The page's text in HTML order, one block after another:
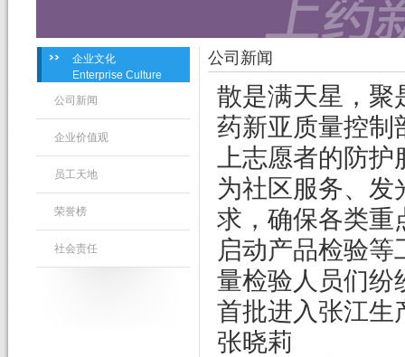
企业文化
Enterprise Culture
公司新闻
企业价值观
员工天地
荣誉榜
社会责任
公司新闻
散是满天星，聚
药新亚质量控制
上志愿者的防
为社区服务、发
求，确保各类重
启动产品检验
量检验人员们纷
首批进入张江生
张晓莉